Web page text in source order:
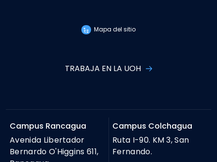
Mapa del sitio
TRABAJA EN LA UOH
Campus Rancagua
Avenida Libertador
Bernardo O'Higgins 611,
Campus Colchagua
Ruta I-90. KM 3, San
Fernando.